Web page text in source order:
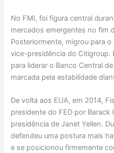
No FMI, foi figura central
mercados emergentes no fim
Posteriormente, migrou para
vice-presidência do Citigroup.
para liderar o Banco Central
marcada pela estabilidade
De volta aos EUA, em 2014,
presidente do FED por Barack
presidência de Janet Yellen.
defendeu uma postura mais
e se posicionou firmemente